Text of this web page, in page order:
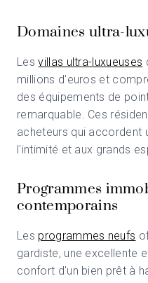
Domaines ultra-
Lesvillas ultra-luxueuses
millions d'euros et
des équipements de
remarquable. Ces
acheteurs qui accordent
l'intimité et aux grands
Programmes
contemporains
Les programmes neufs
gardiste, une excellente
confort d'un bien prêt à